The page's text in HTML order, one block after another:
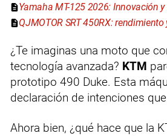
Yamaha MT-125 2026: Innovación
QJMOTOR SRT 450RX:
¿Te imaginas una moto que
tecnología avanzada? KTM
prototipo 490 Duke. Esta
declaración de intenciones
Ahora bien, ¿qué hace que la